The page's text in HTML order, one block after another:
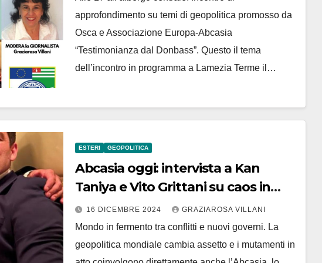
approfondimento su temi di geopolitica promosso da
Osca e Associazione Europa-Abcasia
“Testimonianza dal Donbass”. Questo il tema
dell’incontro in programma a Lamezia Terme il…
ESTERI GEOPOLITICA
Abcasia oggi: intervista a Kan
Taniya e Vito Grittani su caos in
Georgia e nuovo governo in Siria
16 DICEMBRE 2024 GRAZIAROSA VILLANI
Mondo in fermento tra conflitti e nuovi governi. La
geopolitica mondiale cambia assetto e i mutamenti in